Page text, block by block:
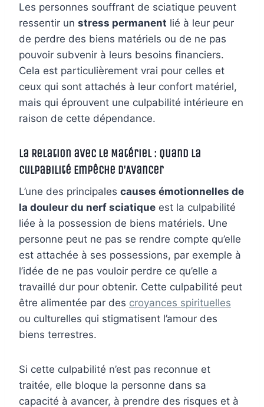
Les personnes souffrant de sciatique peuvent
ressentir un stress permanent lié à leur peur
de perdre des biens matériels ou de ne pas
pouvoir subvenir à leurs besoins financiers.
Cela est particulièrement vrai pour celles et
ceux qui sont attachés à leur confort matériel,
mais qui éprouvent une culpabilité intérieure en
raison de cette dépendance.
La Relation avec le Matériel : Quand la
Culpabilité Empêche d’Avancer
L’une des principales causes émotionnelles de
la douleur du nerf sciatique est la culpabilité
liée à la possession de biens matériels. Une
personne peut ne pas se rendre compte qu’elle
est attachée à ses possessions, par exemple à
l’idée de ne pas vouloir perdre ce qu’elle a
travaillé dur pour obtenir. Cette culpabilité peut
être alimentée par des croyances spirituelles
ou culturelles qui stigmatisent l’amour des
biens terrestres.
Si cette culpabilité n’est pas reconnue et
traitée, elle bloque la personne dans sa
capacité à avancer, à prendre des risques et à